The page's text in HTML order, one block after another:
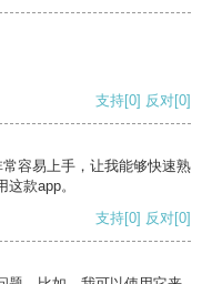
支持[0] 反对[0]
容易上手，让我能够快速熟
款app。
支持[0] 反对[0]